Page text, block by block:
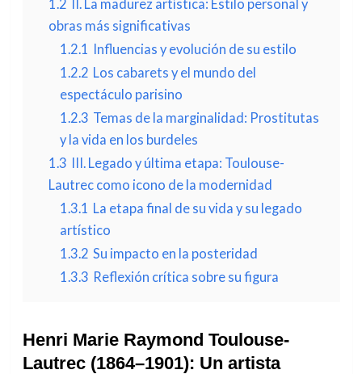
1.2 II. La madurez artística: Estilo personal y
obras más significativas
1.2.1 Influencias y evolución de su estilo
1.2.2 Los cabarets y el mundo del
espectáculo parisino
1.2.3 Temas de la marginalidad: Prostitutas
y la vida en los burdeles
1.3 III. Legado y última etapa: Toulouse-
Lautrec como icono de la modernidad
1.3.1 La etapa final de su vida y su legado
artístico
1.3.2 Su impacto en la posteridad
1.3.3 Reflexión crítica sobre su figura
Henri Marie Raymond Toulouse-
Lautrec (1864–1901): Un artista